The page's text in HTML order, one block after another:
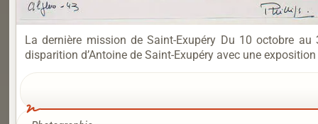
La dernière mission de Saint-Exupéry Du 10 octobre
disparition d’Antoine de Saint-Exupéry avec une